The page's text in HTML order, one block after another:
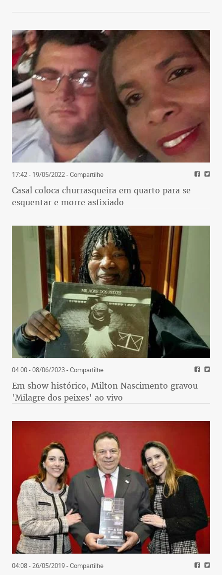
17:42 - 19/05/2022- Compartilhe
Casal coloca churrasqueira em quarto para se
esquentar e morre asfixiado
04:00 - 08/06/2023- Compartilhe
Em show histórico, Milton Nascimento gravou
'Milagre dos peixes' ao vivo
04:08 - 26/05/2019- Compartilhe